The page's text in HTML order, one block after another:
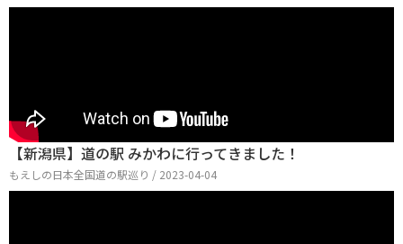
【新潟県】道の駅 みかわに行ってきました！
もえしの日本全国道の駅巡り / 2023-04-04